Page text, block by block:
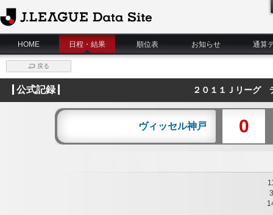
J.League Data Site
HOME
日程・結果 順位表 お知らせ 通算
戻る
公式記録 ２０１１Ｊリーグ
ヴィッセル神戸 0
3